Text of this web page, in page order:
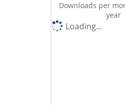
Downloads per
year
Loading...